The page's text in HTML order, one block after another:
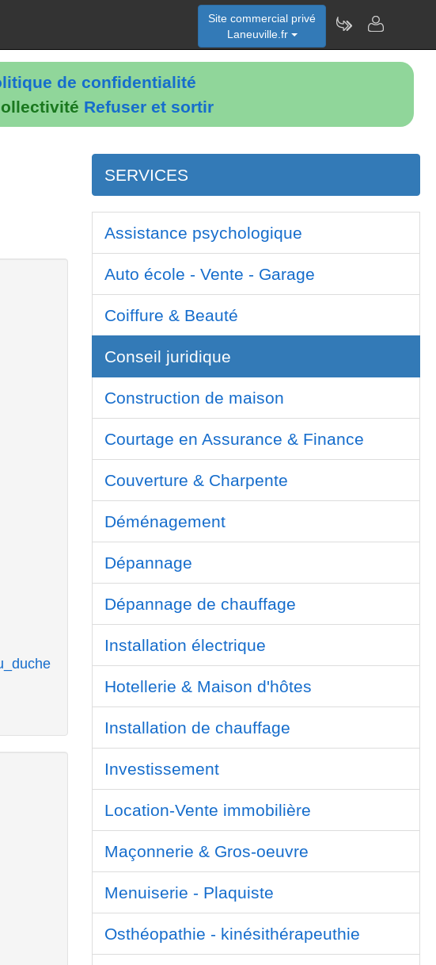
de confidentialité
Refuser et sortir
Site commercial privé
Laneuville.fr
SERVICES
Assistance psychologique
Auto école - Vente - Garage
Coiffure & Beauté
Conseil juridique
Construction de maison
Courtage en Assurance & Finance
Couverture & Charpente
Déménagement
Dépannage
Dépannage de chauffage
Installation électrique
Hotellerie & Maison d'hôtes
Installation de chauffage
Investissement
Location-Vente immobilière
Maçonnerie & Gros-oeuvre
Menuiserie - Plaquiste
Osthéopathie - kinésithérapeuthie